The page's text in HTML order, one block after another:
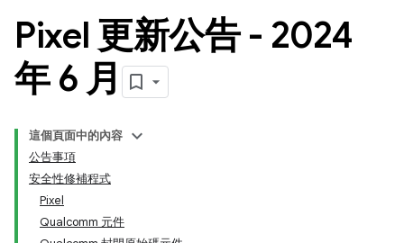
Pixel 更新公告 - 2024
年 6 月
這個頁面中的內容
公告事項
安全性修補程式
Pixel
Qualcomm 元件